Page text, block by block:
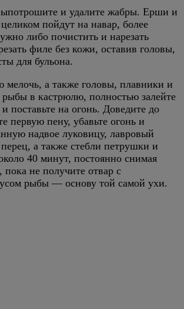
и удалите жабры. Ерши и
пойдут на навар, более
либо почистить и нарезать
филе без кожи, оставив головы,
для бульона.
а также головы, плавники и
в кастрюлю, полностью залейте
поставьте на огонь. Доведите до
первую пену, убавьте огонь и
надвое луковицу, лавровый
а также стебли петрушки и
40 минут, постоянно снимая
пока не получите отвар с
рыбы — основу той самой ухи.